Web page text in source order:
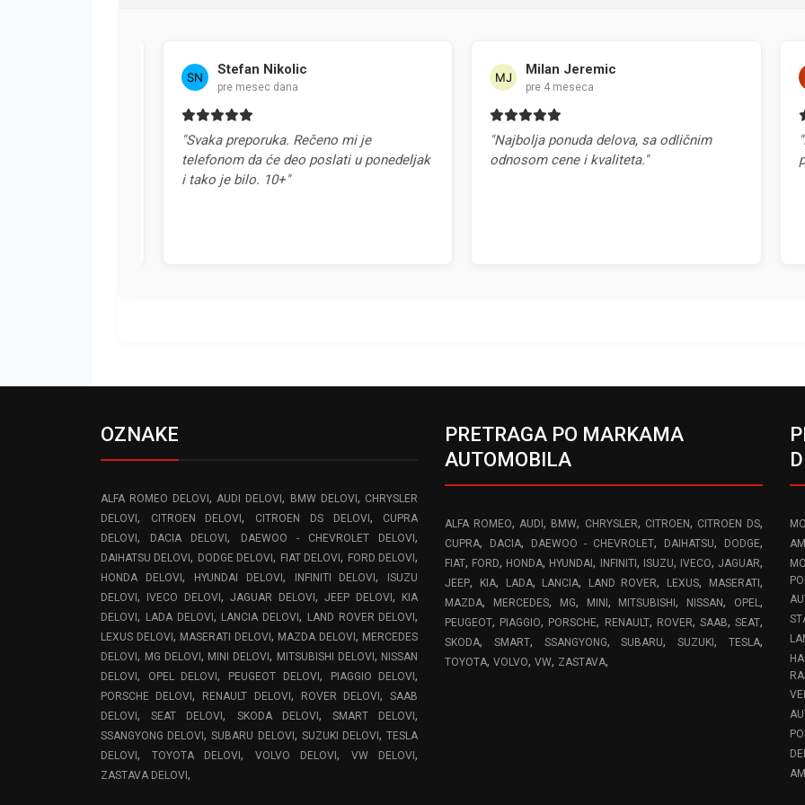
Stefan Nikolic
pre mesec dana
"Svaka preporuka. Rečeno mi je
telefonom da će deo poslati u ponedeljak
i tako je bilo. 10+"
Milan Jeremic
pre 4 meseca
"Najbolja ponuda delova, sa odličnim
odnosom cene i kvaliteta."
OZNAKE
ALFA ROMEO DELOVI,AUDI DELOVI, BMW DELOVI, CHRYSLER
DELOVI, CITROEN DELOVI, CITROEN DS DELOVI,
CUPRA
DELOVI, DACIA DELOVI, DAEWOO - CHEVROLET DELOVI,
DAIHATSU DELOVI, DODGE DELOVI, FIAT DELOVI, FORD DELOVI,
HONDA DELOVI, HYUNDAI DELOVI, INFINITI DELOVI,
ISUZU
DELOVI, IVECO DELOVI,JAGUAR DELOVI,JEEP DELOVI,
KIA
DELOVI, LADA DELOVI, LANCIA DELOVI, LAND ROVER DELOVI,
LEXUS DELOVI, MASERATI DELOVI, MAZDA DELOVI, MERCEDES
DELOVI, MG DELOVI, MINI DELOVI, MITSUBISHI DELOVI, NISSAN
DELOVI, OPEL DELOVI, PEUGEOT DELOVI, PIAGGIO DELOVI,
PORSCHE DELOVI, RENAULT DELOVI, ROVER DELOVI,SAAB
DELOVI,SEAT DELOVI, SKODA DELOVI,SMART DELOVI,
SSANGYONG DELOVI,SUBARU DELOVI, SUZUKI DELOVI,TESLA
DELOVI, TOYOTA DELOVI, VOLVO DELOVI, VW DELOVI,
ZASTAVA DELOVI,
PRETRAGA PO MARKAMA
AUTOMOBILA
ALFA ROMEO,AUDI, BMW, CHRYSLER, CITROEN, CITROEN DS,
CUPRA, DACIA, DAEWOO - CHEVROLET, DAIHATSU, DODGE,
FIAT, FORD, HONDA, HYUNDAI, INFINITI, ISUZU, IVECO, JAGUAR,
JEEP, KIA, LADA, LANCIA, LAND ROVER, LEXUS, MASERATI,
MAZDA, MERCEDES, MG, MINI, MITSUBISHI, NISSAN, OPEL ,
PEUGEOT, PIAGGIO, PORSCHE, RENAULT, ROVER, SAAB, SEAT,
SKODA, SMART, SSANGYONG,SUBARU,SUZUKI, TESLA,
TOYOTA,VOLVO,VW, ZASTAVA,